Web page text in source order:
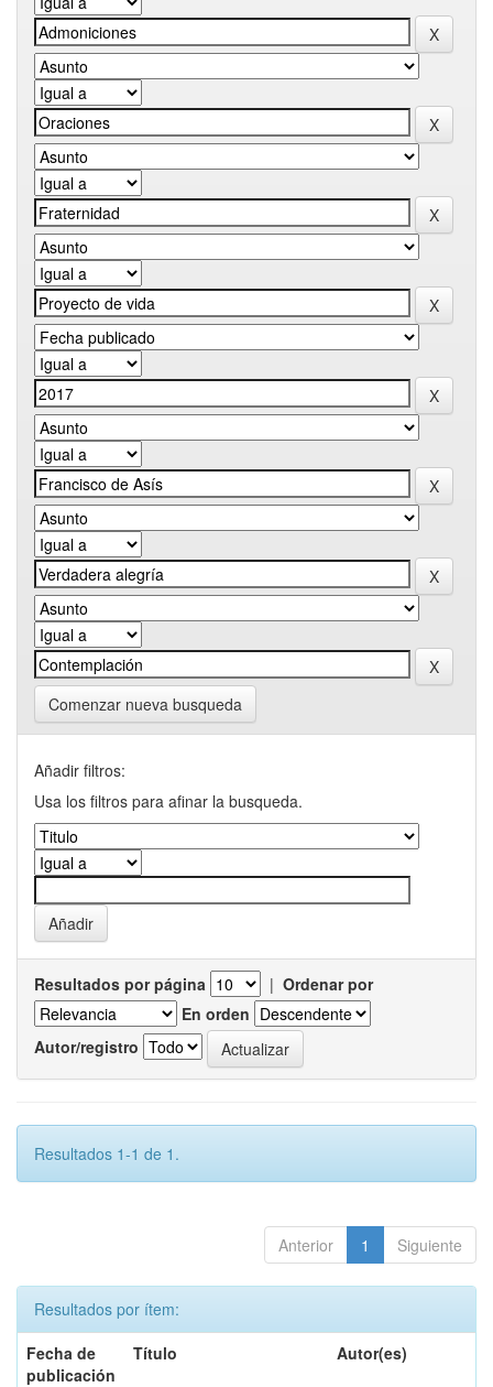
Comenzar nueva busqueda
Añadir filtros:
Usa los filtros para afinar la busqueda.
Resultados por página | Ordenar por
En orden
Autor/registro
Resultados 1-1 de 1.
Anterior 1 Siguiente
Resultados por ítem:
Fecha de
publicación
Título Autor(es)